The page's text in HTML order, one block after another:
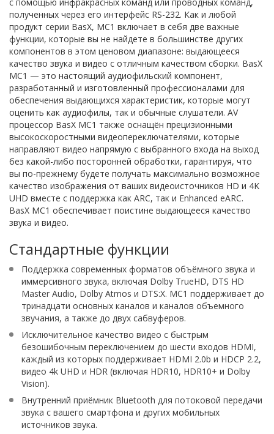
полученных через его интерфейс RS-232. Как и любой
продукт серии BasX, MC1 включает в себя две важные
функции, которые вы не найдете в большинстве других
компонентов в этом ценовом диапазоне: выдающееся
качество звука и видео с отличным качеством сборки. BasX
MC1 — это настоящий аудиофильский компонент,
разработанный и изготовленный профессионалами для
обеспечения выдающихся характеристик, которые могут
оценить как аудиофилы, так и обычные слушатели. AV
процессор BasX MC1 также оснащён прецизионными
высокоскоростными видеопереключателями, которые
направляют видео напрямую с выбранного входа на выход
без какой-либо посторонней обработки, гарантируя, что
вы по-прежнему будете получать максимально возможное
качество изображения от ваших видеоисточников HD и 4K
UHD вместе с поддержка как ARC, так и Enhanced eARC.
BasX MC1 обеспечивает поистине выдающееся качество
звука и видео.
Стандартные функции
Поддержка современных форматов объёмного звука и
иммерсивного звука, включая Dolby TrueHD, DTS HD
Master Audio, Dolby Atmos и DTS:X. MC1 поддерживает до
тринадцати основных каналов и каналов объемного
звучания, а также до двух сабвуферов.
Исключительное качество видео с быстрым
безошибочным переключением до шести входов HDMI,
каждый из которых поддерживает HDMI 2.0b и HDCP 2.2,
видео 4k UHD и HDR (включая HDR10, HDR10+ и Dolby
Vision).
Внутренний приёмник Bluetooth для потоковой передачи
звука с вашего смартфона и других мобильных
источников звука.